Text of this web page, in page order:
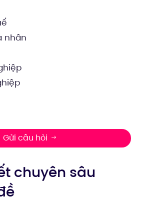
nhân
Gửi câu hỏi
chuyên sâu